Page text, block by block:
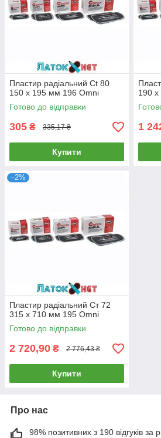
Пластир радіальний Сt 80
150 x 195 мм 196 Omni
Готово до відправки
305 ₴ 335,17 ₴
Купити
190
1
–2%
Пластир радіальний Ст 72
315 x 710 мм 195 Omni
Готово до відправки
2 720,90 ₴ 2 776,43 ₴
Купити
Про нас
98% позитивних з 190 відгуків за